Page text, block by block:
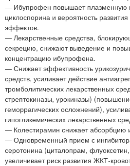
— Ибупрофен повышает плазменную
циклоспорина и вероятность
эффектов.
— Лекарственные средства,
секрецию, снижают выведение и
концентрацию ибупрофена.
— Снижает эффективность
средств, усиливает действие
тромболитических лекарственных
стрептокиназы, урокиназы)
геморрагических осложнений),
гипогликемических лекарственных
— Колестирамин снижает абсорбцию
— Одновременный прием с
серотонина (циталопрам,
увеличивает риск развития ЖКТ-